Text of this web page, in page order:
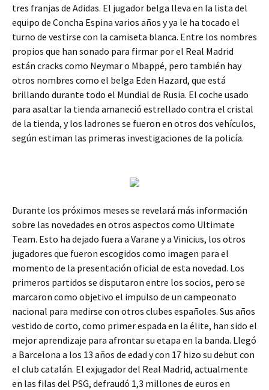
tres franjas de Adidas. El jugador belga lleva en la lista del
equipo de Concha Espina varios años y ya le ha tocado el
turno de vestirse con la camiseta blanca. Entre los nombres
propios que han sonado para firmar por el Real Madrid
están cracks como Neymar o Mbappé, pero también hay
otros nombres como el belga Eden Hazard, que está
brillando durante todo el Mundial de Rusia. El coche usado
para asaltar la tienda amaneció estrellado contra el cristal
de la tienda, y los ladrones se fueron en otros dos vehículos,
según estiman las primeras investigaciones de la policía.
Durante los próximos meses se revelará más información
sobre las novedades en otros aspectos como Ultimate
Team. Esto ha dejado fuera a Varane y a Vinicius, los otros
jugadores que fueron escogidos como imagen para el
momento de la presentación oficial de esta novedad. Los
primeros partidos se disputaron entre los socios, pero se
marcaron como objetivo el impulso de un campeonato
nacional para medirse con otros clubes españoles. Sus años
vestido de corto, como primer espada en la élite, han sido el
mejor aprendizaje para afrontar su etapa en la banda. Llegó
a Barcelona a los 13 años de edad y con 17 hizo su debut con
el club catalán. El exjugador del Real Madrid, actualmente
en las filas del PSG, defraudó 1,3 millones de euros en